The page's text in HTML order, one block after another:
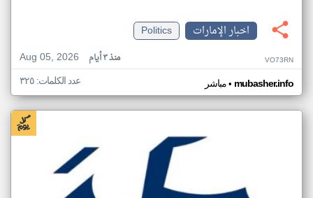
اخبار الإمارات
Politics
Aug 05, 2026
منذ ٣ أيام VO73RN
مباشر• mubasher.info عدد الكلمات: ٣٢٥